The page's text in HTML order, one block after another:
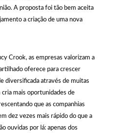
A proposta foi tão bem aceita
a criação de uma nova
Crook, as empresas valorizam a
oferece para crescer
diversificada através de muitas
mais oportunidades de
que as companhias
dez vezes mais rápido do que a
ouvidas por lá: apenas dos